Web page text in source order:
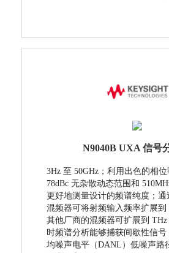
N9040B UXA 信号
3Hz 至 50GHz；利用出色的相位
78dBc 无杂散动态范围和
更好地测量设计的频谱纯度；
混频器可将射频输入频率扩展到
其他厂商的混频器可扩展到
时频谱分析能够捕获间歇性信
均噪声电平（DANL）低噪声路